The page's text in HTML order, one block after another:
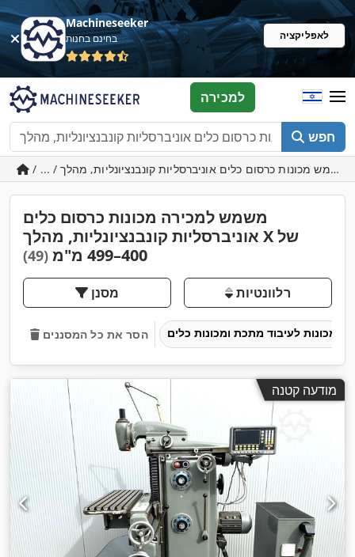
Machineseeker
בחינם בחנות לאפליקציה
חפש
למכירה
משמש למכירה מכונות כרסום כלים
אוניברסליות קונבנציונליות, מהלך X של
400–499 מ"מ
(49)
מסנן רלוונטיות
הסר את כל המסננים
מודעה קטנה